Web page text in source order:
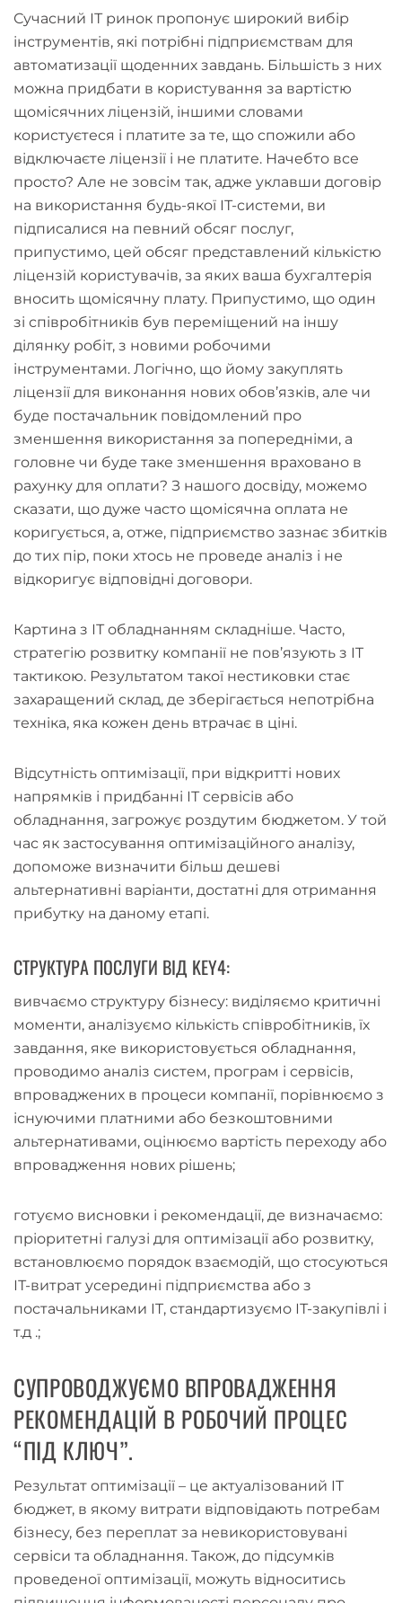
Сучасний ІТ ринок пропонує широкий вибір
інструментів, які потрібні підприємствам для
автоматизації щоденних завдань. Більшість з них
можна придбати в користування за вартістю
щомісячних ліцензій, іншими словами
користуєтеся і платите за те, що спожили або
відключаєте ліцензії і не платите. Начебто все
просто? Але не зовсім так, адже уклавши договір
на використання будь-якої ІТ-системи, ви
підписалися на певний обсяг послуг,
припустимо, цей обсяг представлений кількістю
ліцензій користувачів, за яких ваша бухгалтерія
вносить щомісячну плату. Припустимо, що один
зі співробітників був переміщений на іншу
ділянку робіт, з новими робочими
інструментами. Логічно, що йому закуплять
ліцензії для виконання нових обов’язків, але чи
буде постачальник повідомлений про
зменшення використання за попередніми, а
головне чи буде таке зменшення враховано в
рахунку для оплати? З нашого досвіду, можемо
сказати, що дуже часто щомісячна оплата не
коригується, а, отже, підприємство зазнає збитків
до тих пір, поки хтось не проведе аналіз і не
відкоригує відповідні договори.
Картина з ІТ обладнанням складніше. Часто,
стратегію розвитку компанії не пов’язують з IT
тактикою. Результатом такої нестиковки стає
захаращений склад, де зберігається непотрібна
техніка, яка кожен день втрачає в ціні.
Відсутність оптимізації, при відкритті нових
напрямків і придбанні ІТ сервісів або
обладнання, загрожує роздутим бюджетом. У той
час як застосування оптимізаційного аналізу,
допоможе визначити більш дешеві
альтернативні варіанти, достатні для отримання
прибутку на даному етапі.
СТРУКТУРА ПОСЛУГИ ВІД KEY4:
вивчаємо структуру бізнесу: виділяємо критичні
моменти, аналізуємо кількість співробітників, їх
завдання, яке використовується обладнання,
проводимо аналіз систем, програм і сервісів,
впроваджених в процеси компанії, порівнюємо з
існуючими платними або безкоштовними
альтернативами, оцінюємо вартість переходу або
впровадження нових рішень;
готуємо висновки і рекомендації, де визначаємо:
пріоритетні галузі для оптимізації або розвитку,
встановлюємо порядок взаємодій, що стосуються
ІТ-витрат усередині підприємства або з
постачальниками IT, стандартизуємо ІТ-закупівлі і
т.д .;
СУПРОВОДЖУЄМО ВПРОВАДЖЕННЯ
РЕКОМЕНДАЦІЙ В РОБОЧИЙ ПРОЦЕС
“ПІД КЛЮЧ”.
Результат оптимізації – це актуалізований IT
бюджет, в якому витрати відповідають потребам
бізнесу, без переплат за невикористовувані
сервіси та обладнання. Також, до підсумків
проведеної оптимізації, можуть відноситись